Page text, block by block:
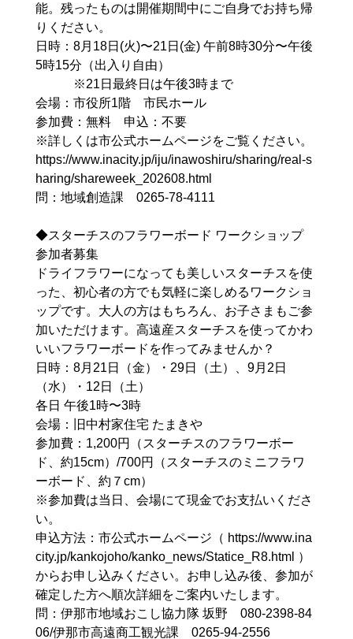
能。残ったものは開催期間中にご自身でお持ち帰
りください。
日時：8月18日(火)〜21日(金) 午前8時30分〜午後
5時15分（出入り自由）
※21日最終日は午後3時まで
会場：市役所1階 市民ホール
参加費：無料 申込：不要
※詳しくは市公式ホームページをご覧ください。
https://www.inacity.jp/iju/inawoshiru/sharing/real-s
haring/shareweek_202608.html
問：地域創造課 0265-78-4111
◆スターチスのフラワーボード ワークショップ
参加者募集
ドライフラワーになっても美しいスターチスを使
った、初心者の方でも気軽に楽しめるワークショ
ップです。大人の方はもちろん、お子さまもご参
加いただけます。高遠産スターチスを使ってかわ
いいフラワーボードを作ってみませんか？
日時：8月21日（金）・29日（土）、9月2日
（水）・12日（土）
各日 午後1時〜3時
会場：旧中村家住宅 たまきや
参加費：1,200円（スターチスのフラワーボー
ド、約15cm）/700円（スターチスのミニフラワ
ーボード、約７cm）
※参加費は当日、会場にて現金でお支払いくださ
い。
申込方法：市公式ホームページ（ https://www.ina
city.jp/kankojoho/kanko_news/Statice_R8.html ）
からお申し込みください。お申し込み後、参加が
確定した方へ順次詳細をご案内いたします。
問：伊那市地域おこし協力隊 坂野 080-2398-84
06/伊那市高遠商工観光課 0265-94-2556